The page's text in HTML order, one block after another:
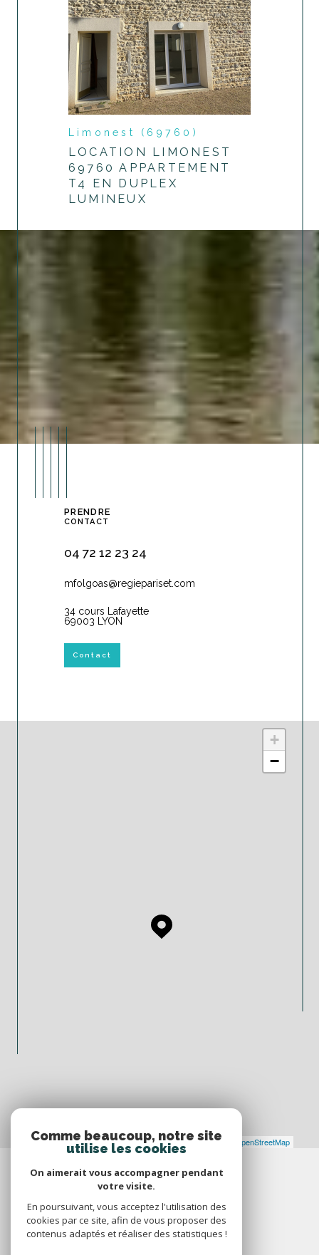
Limonest (69760)
LOCATION LIMONEST
69760 APPARTEMENT
T4 EN DUPLEX
LUMINEUX
+
−
Leaflet|©JawgMaps| © OpenStreetMap
PRENDRE
CONTACT
04 72 12 23 24
mfolgoas@regiepariset.com
34 cours Lafayette
69003 LYON
Contact
Comme beaucoup, notre site
utilise les cookies
On aimerait vous accompagner pendant
votre visite.
En poursuivant, vous acceptez l'utilisation des
cookies par ce site, afin de vous proposer des
contenus adaptés et réaliser des statistiques !